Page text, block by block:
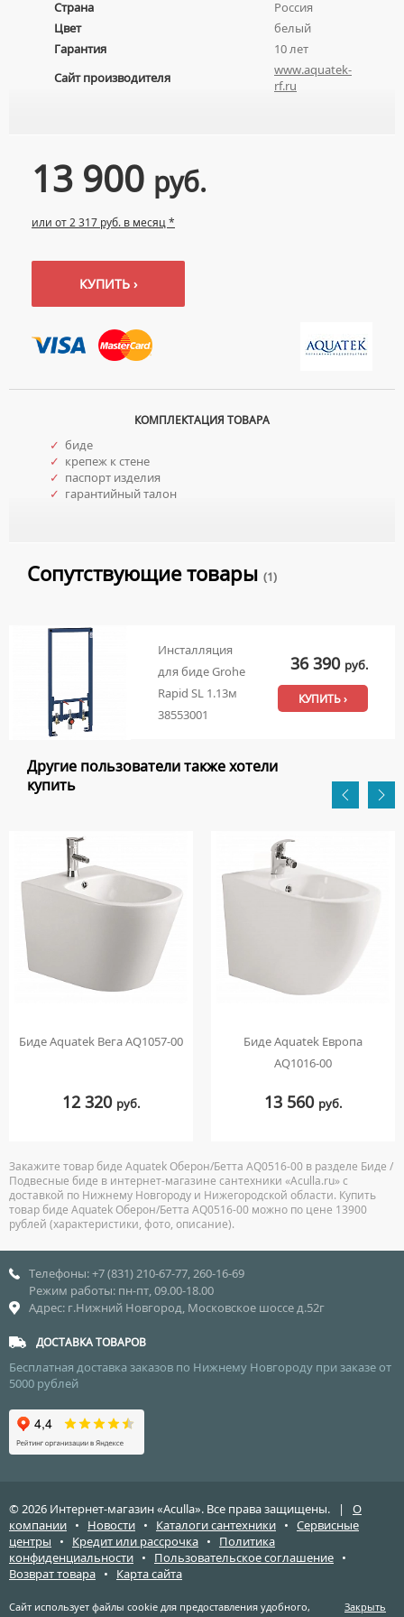
Страна
Россия
Цвет
белый
Гарантия
10 лет
Сайт производителя
www.aquatek-
rf.ru
13 900 руб.
или от 2 317 руб. в месяц *
КУПИТЬ ›
КОМПЛЕКТАЦИЯ ТОВАРА
✓ биде
✓ крепеж к стене
✓ паспорт изделия
✓ гарантийный талон
Сопутствующие товары (1)
Инсталляция
для биде Grohe
Rapid SL 1.13м
38553001
36 390 руб.
КУПИТЬ ›
Другие пользователи также хотели
купить
Биде Aquatek Вега AQ1057-00
12 320 руб.
Биде Aquatek Европа
AQ1016-00
13 560 руб.
Закажите товар биде Aquatek Оберон/Бетта AQ0516-00 в разделе Биде /
Подвесные биде в интернет-магазине сантехники «Aculla.ru» с
доставкой по Нижнему Новгороду и Нижегородской области. Купить
товар биде Aquatek Оберон/Бетта AQ0516-00 можно по цене 13900
рублей (характеристики, фото, описание).
УМЫВАЛЬНИКИ С ПЬЕДЕСТАЛАМИ
ПЬЕДЕСТАЛЫ ДЛЯ УМЫВАЛЬНИКОВ
КОМПЛЕКТУЮЩИЕ ДЛЯ УНИТАЗОВ
Телефоны: +7 (831) 210-67-77, 260-16-69
Режим работы: пн-пт, 09.00-18.00
Адрес: г.Нижний Новгород, Московское шоссе д.52г
ДОСТАВКА ТОВАРОВ
Бесплатная доставка заказов по Нижнему Новгороду при заказе от
5000 рублей
© 2026 Интернет-магазин «Aculla». Все права защищены. | О
компании • Новости • Каталоги сантехники • Сервисные
центры • Кредит или рассрочка • Политика
конфиденциальности • Пользовательское соглашение •
Возврат товара • Карта сайта
Закрыть
Сайт использует файлы cookie для предоставления удобного,